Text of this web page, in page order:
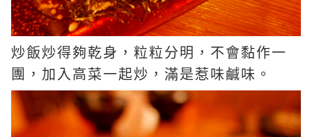
炒飯炒得夠乾身，粒粒分明，不會黏作一
團，加入高菜一起炒，滿是惹味鹹味。